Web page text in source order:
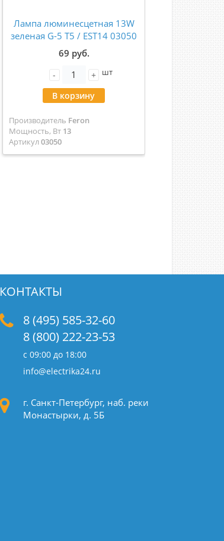
Лампа люминесцетная 13W
зеленая G-5 Т5 / EST14 03050
69 руб.
- + шт
В корзину
Производитель Feron
Мощность, Вт 13
Артикул03050
ЦветЗеленая
КОНТАКТЫ
8 (495) 585-32-60
8 (800) 222-23-53
с 09:00 до 18:00
info@electrika24.ru
г. Санкт-Петербург, наб. реки
Монастырки, д. 5Б